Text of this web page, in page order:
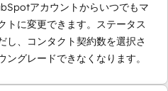
アカウントからいつでもマ
トに変更できます。ステータス
し、コンタクト契約数を選択さ
グレードできなくなります。